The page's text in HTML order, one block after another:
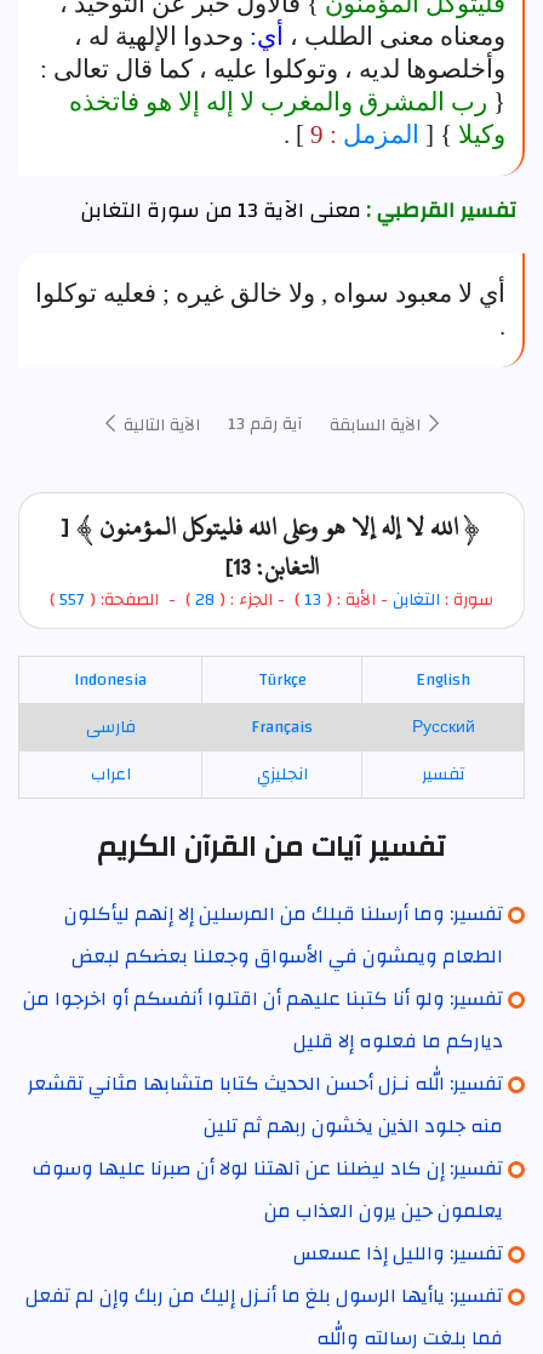
ومعناه معنى الطلب ، أي: وحدوا الإلهية له ،
وأخلصوها لديه ، وتوكلوا عليه ، كما قال تعالى :
{ رب المشرق والمغرب لا إله إلا هو فاتخذه
وكيلا } [ المزمل : 9
] .
تفسير القرطبي :معنى الآية 13 من سورة التغابن
أي لا معبود سواه , ولا خالق غيره ; فعليه توكلوا
.
الآية السابقة آية رقم 13 الآية التالية
﴿ الله لا إله إلا هو وعلى الله فليتوكل المؤمنون ﴾ [
التغابن: 13]
سورة :التغابن- الأية : (13
) - الجزء : ( 28) - الصفحة: ( 557
)
English
Türkçe
Indonesia
Русский
Français
فارسی
تفسير
انجليزي اعراب
تفسير آيات من القرآن الكريم
تفسير: وما أرسلنا قبلك من المرسلين إلا إنهم ليأكلون
الطعام ويمشون في الأسواق وجعلنا بعضكم لبعض
تفسير: ولو أنا كتبنا عليهم أن اقتلوا أنفسكم أو اخرجوا من
دياركم ما فعلوه إلا قليل
تفسير: الله نـزل أحسن الحديث كتابا متشابها مثاني تقشعر
منه جلود الذين يخشون ربهم ثم تلين
تفسير: إن كاد ليضلنا عن آلهتنا لولا أن صبرنا عليها وسوف
يعلمون حين يرون العذاب من
تفسير: والليل إذا عسعس
تفسير: ياأيها الرسول بلغ ما أنـزل إليك من ربك وإن لم تفعل
فما بلغت رسالته والله